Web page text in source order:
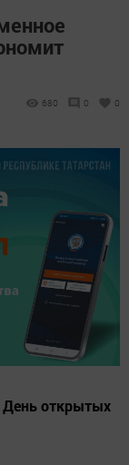
680 0 0
День открытых